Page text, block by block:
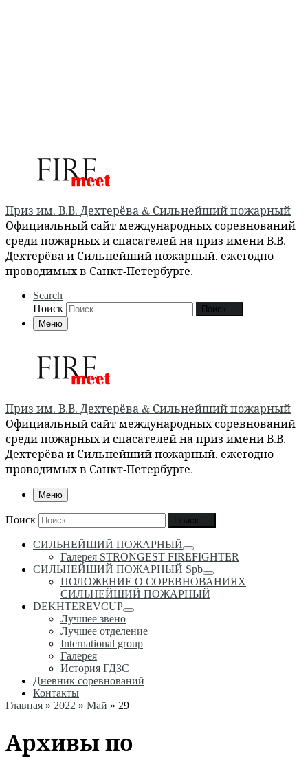
Приз им. В.В. Дехтерёва & Сильнейший пожарный
Официальный сайт международных соревнований
среди пожарных и спасателей на приз имени В.В.
Дехтерёва и Сильнейший пожарный, ежегодно
проводимых в Санкт-Петербурге.
Search
Поиск
Поиск …
Меню
Приз им. В.В. Дехтерёва & Сильнейший пожарный
Официальный сайт международных соревнований
среди пожарных и спасателей на приз имени В.В.
Дехтерёва и Сильнейший пожарный, ежегодно
проводимых в Санкт-Петербурге.
Меню
Поиск Поиск …
СИЛЬНЕЙШИЙ ПОЖАРНЫЙ
Галерея STRONGEST FIREFIGHTER
СИЛЬНЕЙШИЙ ПОЖАРНЫЙ Spb
ПОЛОЖЕНИЕ О СОРЕВНОВАНИЯХ
СИЛЬНЕЙШИЙ ПОЖАРНЫЙ
DEKHTEREVCUP
Лучшее звено
Лучшее отделение
International group
Галерея
История ГДЗС
Дневник соревнований
Контакты
Главная » 2022 » Май » 29
Архивы по